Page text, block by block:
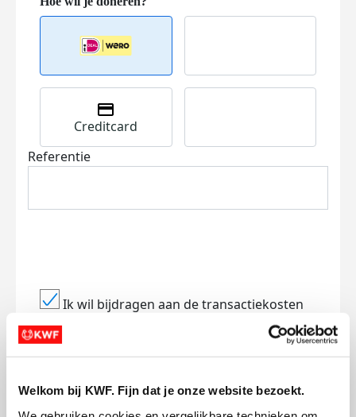
Welkom bij KWF. Fijn dat je onze website bezoekt.
Creditcard
Referentie
Ik wil bijdragen aan de transactiekosten
en betaal €0.75 extra.
Doneer nu